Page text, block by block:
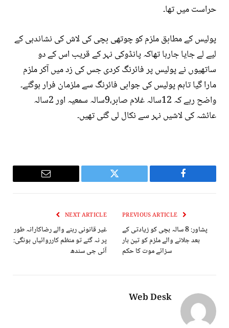
حراست میں تھا۔
پولیس کے مطابق ملزم کو چوتھی بچی کی لاش کی نشاندہی کے
لیے لے جایا جارہا تھاکہ پانڈوکی نہر کے قریب اس کے دو
ساتھیوں نے پولیس پر فائرنگ کردی جس کی زد میں آکر ملزم
مارا گیا تاہم پولیس کی جوابی فائرنگ سے ملزمان فرار ہوگئے۔
واضح رہے کہ 12سالہ غلام صابر،9سالہ سمعیہ اور 2سالہ
عائشہ کی لاشیں نہر سے نکال لی گئی تھیں۔
Facebook
Twitter
Email
پشاور: 8 سالہ بچی کو زیادتی کے
بعد جلانے والے ملزم کو تین بار
سزائے موت کا حکم
NEXT ARTICLE
غیر قانونی رہنے والے رضاکارانہ طور
پر نہ گئے تو منظم کارروائیاں ہونگی:
آئی جی سندھ
Web Desk